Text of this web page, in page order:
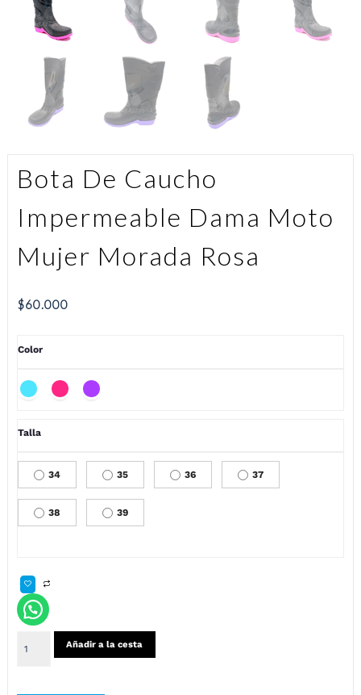
Bota De Caucho
Impermeable Dama Moto
Mujer Morada Rosa
$60.000
Color
Talla
34 35 36 37
38 39
Añadir a la cesta